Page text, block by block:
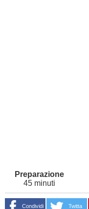
45 minuti
Condividi Twitta